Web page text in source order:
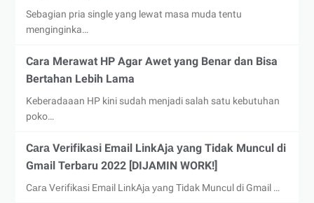
Sebagian pria single yang lewat masa muda tentu
menginginka…
Cara Merawat HP Agar Awet yang Benar dan Bisa
Bertahan Lebih Lama
Keberadaaan HP kini sudah menjadi salah satu kebutuhan
poko…
Cаrа Vеrіfіkаѕі Email LіnkAjа уаng Tidak Munсul di
Gmail Terbaru 2022 [DIJAMIN WORK!]
Cаrа Vеrіfіkаѕі Email LіnkAjа уаng Tidak Munсul di Gmail …